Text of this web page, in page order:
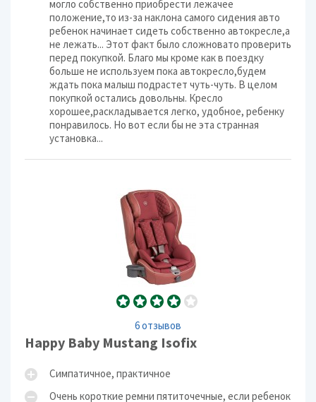
могло собственно приобрести лежачее
положение,то из-за наклона самого сидения авто
ребенок начинает сидеть собственно автокресле,а
не лежать... Этот факт было сложновато проверить
перед покупкой. Благо мы кроме как в поездку
больше не используем пока автокресло,будем
ждать пока малыш подрастет чуть-чуть. В целом
покупкой остались довольны. Кресло
хорошее,раскладывается легко, удобное, ребенку
понравилось. Но вот если бы не эта странная
установка...
6 отзывов
Happy Baby Mustang Isofix
Симпатичное, практичное
Очень короткие ремни пятиточечные, если ребенок